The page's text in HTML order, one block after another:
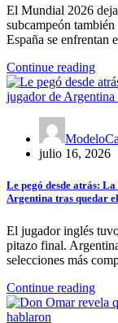
El Mundial 2026
subcampeón
España se
Continue reading
julio 16, 2026
Le pegó desde atrás:
Argentina tras quedar
El jugador inglés
pitazo final.
selecciones más
Continue reading